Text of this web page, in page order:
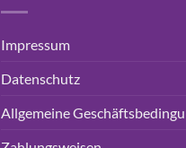
Impressum
Datenschutz
Allgemeine